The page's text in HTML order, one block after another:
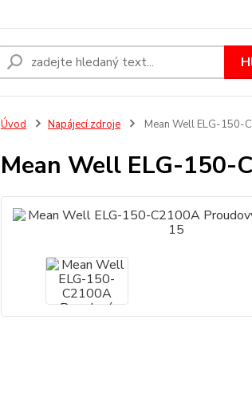
Úvod Napájecí zdroje Mean Well ELG-150-
Mean Well ELG-150-